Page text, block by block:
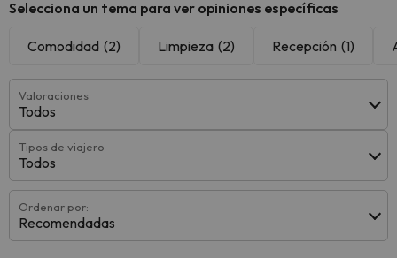
Selecciona un tema para ver opiniones específicas
Comodidad (2) Limpieza (2) Recepción (1)
Valoraciones
Todos
Tipos de viajero
Todos
Ordenar por:
Recomendadas